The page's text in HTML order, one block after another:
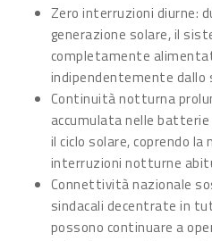
Zero interruzioni diurne:
generazione solare, il
completamente
indipendentemente
Continuità notturna
accumulata nelle
il ciclo solare, coprendo la
interruzioni notturne
Connettività nazionale
sindacali decentrate in
possono continuare a